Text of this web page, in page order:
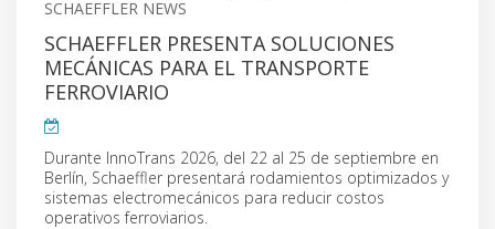
SCHAEFFLER NEWS
SCHAEFFLER PRESENTA SOLUCIONES
MECÁNICAS PARA EL TRANSPORTE
FERROVIARIO
Durante InnoTrans 2026, del 22 al 25 de septiembre en
Berlín, Schaeffler presentará rodamientos optimizados y
sistemas electromecánicos para reducir costos
operativos ferroviarios.